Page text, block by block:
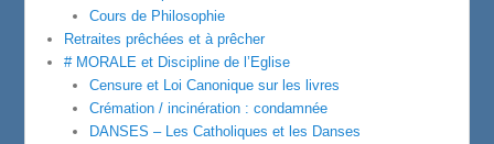
Cours de Philosophie
Retraites prêchées et à prêcher
# MORALE et Discipline de l’Eglise
Censure et Loi Canonique sur les livres
Crémation / incinération : condamnée
DANSES – Les Catholiques et les Danses